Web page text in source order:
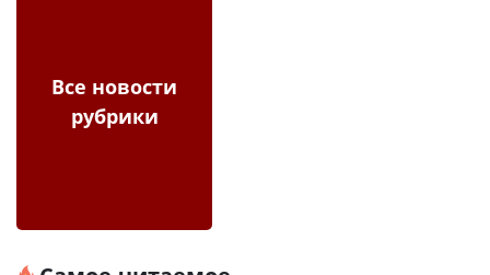
Все новости
рубрики